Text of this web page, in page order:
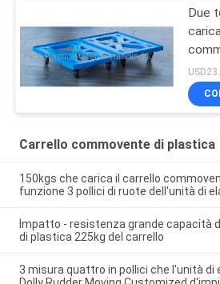
Due
4
di
Carrello commovente di plastica
150kgs che carica il carrello
funzione 3 pollici di ruote dell'unità di
Impatto - resistenza grande capacità
di plastica 225kg del carrello
3 misura quattro in pollici che l'unità di